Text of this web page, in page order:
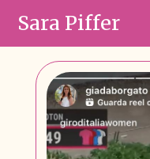
Sara Piffer